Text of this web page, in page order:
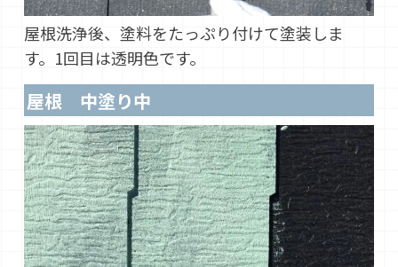
屋根洗浄後、塗料をたっぷり付けて塗装しま
す。1回目は透明色です。
屋根 中塗り中